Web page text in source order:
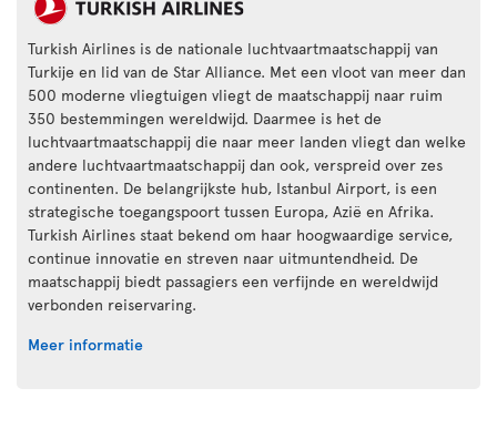
Turkish Airlines is de nationale luchtvaartmaatschappij van
Turkije en lid van de Star Alliance. Met een vloot van meer dan
500 moderne vliegtuigen vliegt de maatschappij naar ruim
350 bestemmingen wereldwijd. Daarmee is het de
luchtvaartmaatschappij die naar meer landen vliegt dan welke
andere luchtvaartmaatschappij dan ook, verspreid over zes
continenten. De belangrijkste hub, Istanbul Airport, is een
strategische toegangspoort tussen Europa, Azië en Afrika.
Turkish Airlines staat bekend om haar hoogwaardige service,
continue innovatie en streven naar uitmuntendheid. De
maatschappij biedt passagiers een verfijnde en wereldwijd
verbonden reiservaring.
Meer informatie